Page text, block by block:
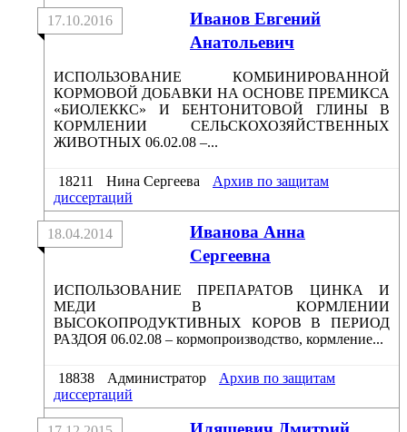
Иванов Евгений
Анатольевич
17.10.2016
ИСПОЛЬЗОВАНИЕ КОМБИНИРОВАННОЙ
КОРМОВОЙ ДОБАВКИ НА ОСНОВЕ ПРЕМИКСА
«БИОЛЕККС» И БЕНТОНИТОВОЙ ГЛИНЫ В
КОРМЛЕНИИ СЕЛЬСКОХОЗЯЙСТВЕННЫХ
ЖИВОТНЫХ 06.02.08 –...
18211 Нина Сергеева
Архив по защитам
диссертаций
Иванова Анна
Сергеевна
18.04.2014
ИСПОЛЬЗОВАНИЕ ПРЕПАРАТОВ ЦИНКА И
МЕДИ В КОРМЛЕНИИ
ВЫСОКОПРОДУКТИВНЫХ КОРОВ В ПЕРИОД
РАЗДОЯ 06.02.08 – кормопроизводство, кормление...
18838 Администратор
Архив по защитам
диссертаций